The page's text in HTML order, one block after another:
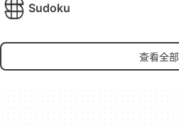
Sudoku
查看全部